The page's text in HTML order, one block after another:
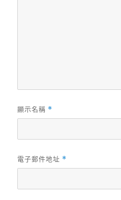
顯示名稱 *
電子郵件地址 *